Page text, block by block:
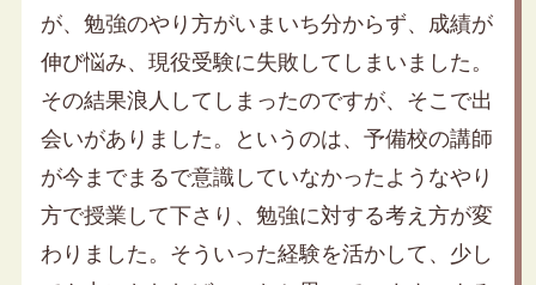
が、勉強のやり方がいまいち分からず、成績が
伸び悩み、現役受験に失敗してしまいました。
その結果浪人してしまったのですが、そこで出
会いがありました。というのは、予備校の講師
が今までまるで意識していなかったようなやり
方で授業して下さり、勉強に対する考え方が変
わりました。そういった経験を活かして、少し